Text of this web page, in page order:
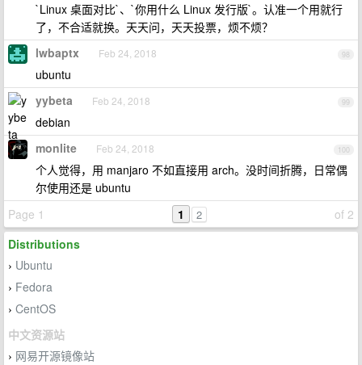
`Linux 桌面对比`、`你用什么 Linux 发行版`。认准一个用就行
了，不合适就换。天天问，天天投票，烦不烦？
98
lwbaptx Feb 24, 2018
ubuntu
99
yybeta Feb 24, 2018
debian
100
monlite Feb 24, 2018
个人觉得，用 manjaro 不如直接用 arch。没时间折腾，日常偶
尔使用还是 ubuntu
Page 1
of 2
1 2
Distributions
› Ubuntu
› Fedora
› CentOS
中文资源站
› 网易开源镜像站